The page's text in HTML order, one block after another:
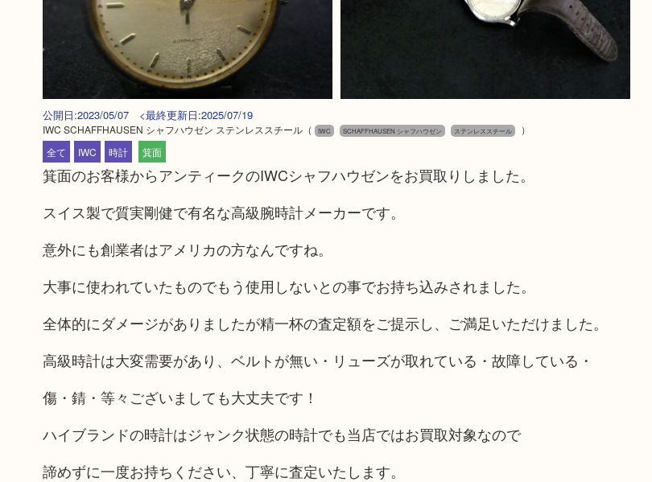
公開日:2023/05/07 <最終更新日:2025/07/19
IWC SCHAFFHAUSEN シャフハウゼン ステンレススチール（ IWC SCHAFFHAUSEN シャフハウゼン ステンレススチール
）
全て
IWC 時計 箕面
箕面のお客様からアンティークのIWCシャフハウゼンをお買取りしました。
スイス製で質実剛健で有名な高級腕時計メーカーです。
意外にも創業者はアメリカの方なんですね。
大事に使われていたものでもう使用しないとの事でお持ち込みされました。
全体的にダメージがありましたが精一杯の査定額をご提示し、ご満足いただけました。
高級時計は大変需要があり、ベルトが無い・リューズが取れている・故障している・
傷・錆・等々ございましても大丈夫です！
ハイブランドの時計はジャンク状態の時計でも当店ではお買取対象なので
諦めずに一度お持ちください、丁寧に査定いたします。